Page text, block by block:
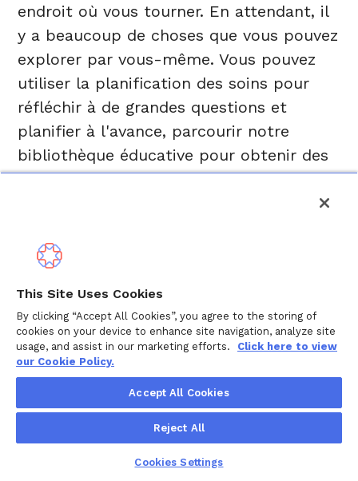
endroit où vous tourner. En attendant, il
y a beaucoup de choses que vous pouvez
explorer par vous-même. Vous pouvez
utiliser la planification des soins pour
réfléchir à de grandes questions et
planifier à l'avance, parcourir notre
bibliothèque éducative pour obtenir des
conseils pratiques et la tranquillité
d'esprit, et participer à nos webinaires et
apprendre d'experts et entrer en contact
avec des personnes qui vivent ce que
vous vivez. Vous n'avez pas besoin d'être
en crise pour être ici. Wellthy est un
endroit pour apprendre, planifier et se
sentir soutenu, chaque fois que vous
Est-ce que mon
This Site Uses Cookies
By clicking “Accept All Cookies”, you agree to the storing of
cookies on your device to enhance site navigation, analyze site
usage, and assist in our marketing efforts.
Click here to view
our Cookie Policy.
Accept All Cookies
Reject All
Cookies Settings